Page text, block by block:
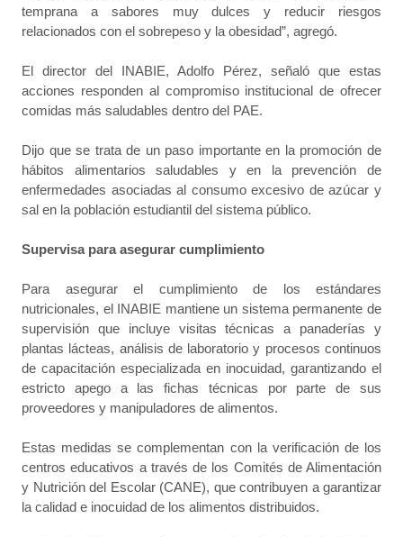
temprana a sabores muy dulces y reducir riesgos
relacionados con el sobrepeso y la obesidad”, agregó.
El director del INABIE, Adolfo Pérez, señaló que estas
acciones responden al compromiso institucional de ofrecer
comidas más saludables dentro del PAE.
Dijo que se trata de un paso importante en la promoción de
hábitos alimentarios saludables y en la prevención de
enfermedades asociadas al consumo excesivo de azúcar y
sal en la población estudiantil del sistema público.
Supervisa para asegurar cumplimiento
Para asegurar el cumplimiento de los estándares
nutricionales, el INABIE mantiene un sistema permanente de
supervisión que incluye visitas técnicas a panaderías y
plantas lácteas, análisis de laboratorio y procesos continuos
de capacitación especializada en inocuidad, garantizando el
estricto apego a las fichas técnicas por parte de sus
proveedores y manipuladores de alimentos.
Estas medidas se complementan con la verificación de los
centros educativos a través de los Comités de Alimentación
y Nutrición del Escolar (CANE), que contribuyen a garantizar
la calidad e inocuidad de los alimentos distribuidos.